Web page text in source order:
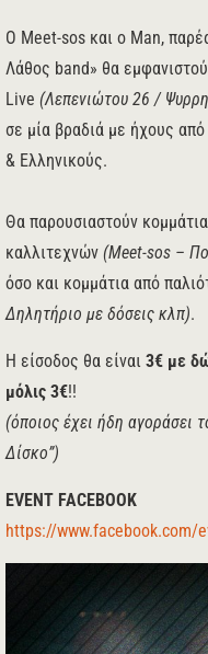
O Meet-sos και ο Man,
Λάθος band» θα
Live (Λεπενιώτου 26 /
σε μία βραδιά με ήχους
& Ελληνικούς.
Θα παρουσιαστούν
καλλιτεχνών (Meet-sos –
όσο και κομμάτια από
Δηλητήριο με δόσεις κλπ).
Η είσοδος θα είναι 3€ με
μόλις 3€!!
(όποιος έχει ήδη αγοράσει
Δίσκο”)
EVENT FACEBOOK
https://www.facebook.com/